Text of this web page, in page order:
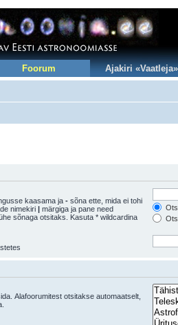
Foorum Ajakiri «Vaatleja»
kaasama ja - sõna ette, mida ei tohi
nimekiri | märgiga ja pane need
Alafoorumitest otsitakse automaatselt,